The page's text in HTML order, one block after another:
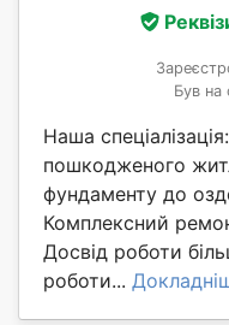
Був на
Наша
пошкодженого
фундаменту до
Комплексний
Досвід роботи
роботи...